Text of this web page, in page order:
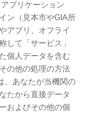
プリケーション
ン（見本市やGIA所
アプリ、オフライ
して「サービス」
個人データを含む
の他の処理の方法
、あなたが当機関の
たから直接データ
およびその他の個